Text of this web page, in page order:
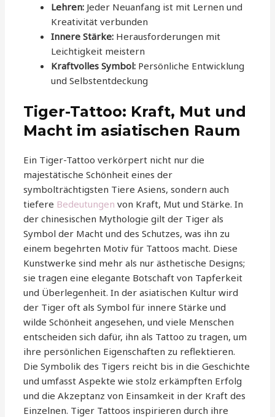
Lehren: Jeder Neuanfang ist mit Lernen und
Kreativität verbunden
Innere Stärke: Herausforderungen mit
Leichtigkeit meistern
Kraftvolles Symbol: Persönliche Entwicklung
und Selbstentdeckung
Tiger-Tattoo: Kraft, Mut und
Macht im asiatischen Raum
Ein Tiger-Tattoo verkörpert nicht nur die
majestätische Schönheit eines der
symbolträchtigsten Tiere Asiens, sondern auch
tiefere Bedeutungen von Kraft, Mut und Stärke. In
der chinesischen Mythologie gilt der Tiger als
Symbol der Macht und des Schutzes, was ihn zu
einem begehrten Motiv für Tattoos macht. Diese
Kunstwerke sind mehr als nur ästhetische Designs;
sie tragen eine elegante Botschaft von Tapferkeit
und Überlegenheit. In der asiatischen Kultur wird
der Tiger oft als Symbol für innere Stärke und
wilde Schönheit angesehen, und viele Menschen
entscheiden sich dafür, ihn als Tattoo zu tragen, um
ihre persönlichen Eigenschaften zu reflektieren.
Die Symbolik des Tigers reicht bis in die Geschichte
und umfasst Aspekte wie stolz erkämpften Erfolg
und die Akzeptanz von Einsamkeit in der Kraft des
Einzelnen. Tiger Tattoos inspirieren durch ihre